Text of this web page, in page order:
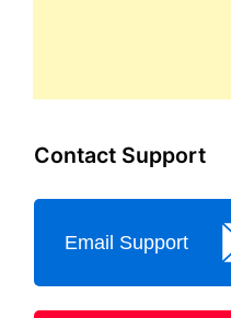
Contact Support
Email Support